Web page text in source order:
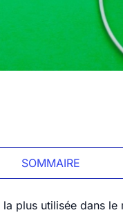
SOMMAIRE
la plus utilisée dans